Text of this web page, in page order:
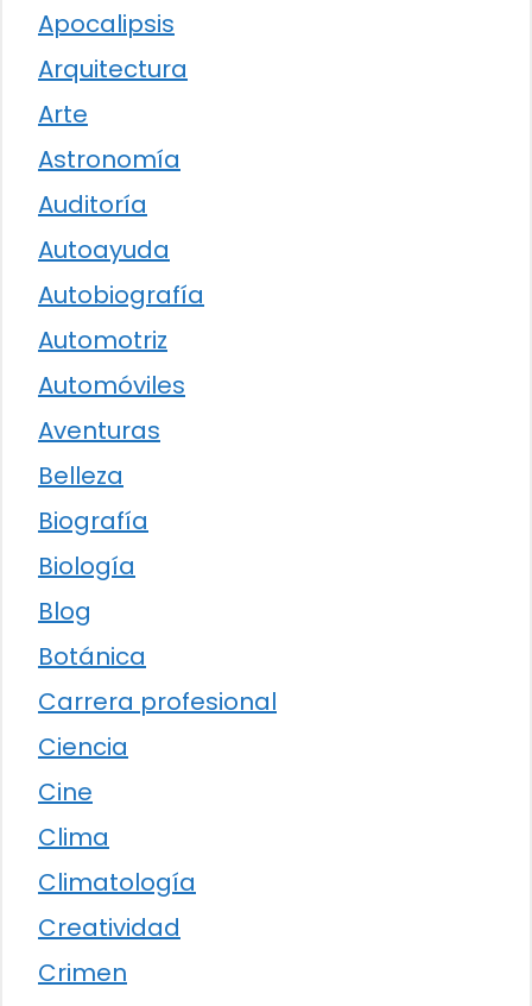
Apocalipsis
Arquitectura
Arte
Astronomía
Auditoría
Autoayuda
Autobiografía
Automotriz
Automóviles
Aventuras
Belleza
Biografía
Biología
Blog
Botánica
Carrera profesional
Ciencia
Cine
Clima
Climatología
Creatividad
Crimen